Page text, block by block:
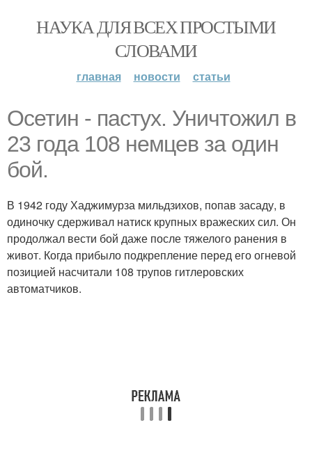
НАУКА ДЛЯ ВСЕХ ПРОСТЫМИ
СЛОВАМИ
главная новости статьи
Осетин - пастух. Уничтожил в
23 года 108 немцев за один
бой.
В 1942 году Хаджимурза мильдзихов, попав засаду, в
одиночку сдерживал натиск крупных вражеских сил. Он
продолжал вести бой даже после тяжелого ранения в
живот. Когда прибыло подкрепление перед его огневой
позицией насчитали 108 трупов гитлеровских
автоматчиков.